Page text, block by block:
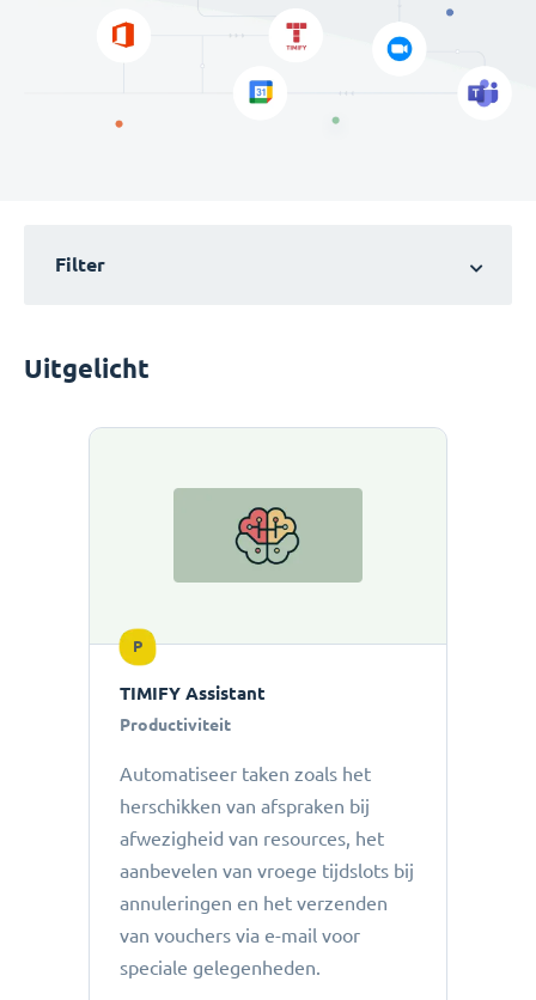
Filter
Uitgelicht
P
TIMIFY Assistant
Productiviteit
Automatiseer taken zoals het
herschikken van afspraken bij
afwezigheid van resources, het
aanbevelen van vroege tijdslots bij
annuleringen en het verzenden
van vouchers via e-mail voor
speciale gelegenheden.